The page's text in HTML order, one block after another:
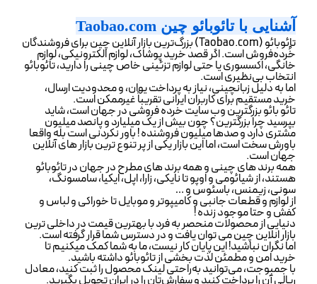
خرید از ترندیول
خرید از ترکیه
خرید از انگلیس و اروپا
آشنایی با تائوبائو چین Taobao.com
تائوبائو (Taobao.com) بزرگ‌ترین بازار آنلاین چین برای فروشندگان
خُرده‌فروش است. اگر قصد خرید پوشاک، لوازم الکترونیکی، لوازم
خانگی، اکسسوری یا حتی لوازم تزئینی خاص چینی را دارید، تائوبائو
انتخاب بی‌نظیری است.
اما به دلیل زبانچینی، نیاز به پرداخت یوان، و محدودیت ارسال،
خرید مستقیم برای کاربران ایرانی تقریباً غیرممکن است.
تائو بائو بزرگترین وب سایت خرده فروشی در جهان است، شاید
بپرسید چرا بزرگترین؟ چون بیش از یک میلیارد و پانصد میلیون
مشتری دارد و صدها میلیون فروشنده ! باور نکردنی است بله واقعا
باورش سخت است، اما این بازار یکی از پر تنوع ترین بازار های آنلاین
جهان است.
همه برند های چینی و همه برند های مطرح در جهان در تائوبائو
هستند، از شیائومی و اوپو تا نایکی، زارا، اپل، ایکیا، سامسونگ،
سونی، زیمنس، باسئوس و …
از لوازم و قطعات جانبی و کامیپوتر و موبایل تا خوراکی و لباس و
کفش و حتا موجود زنده !
دنیایی از محصولات منحصر به فرد با بهترین قیمت در داخلی ترین
بازار انلاین چین می توان یافت و در دسترس شما قرار گرفته است.
اما نگران نباشید! این پایان کار نیست، ما به شما کمک میکنیم تا
خرید امن و مطمئن لذت بخشی از تائوبائو داشته باشید.
با جمبوجت، می‌توانید به‌راحتی لینک محصول را ثبت کنید، معادل
ریالی آن را پرداخت کنید و سفارش‌تان را در ایران تحویل بگیرید.